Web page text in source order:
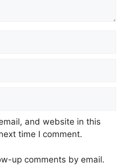
and website in this
time I comment.
up comments by email.